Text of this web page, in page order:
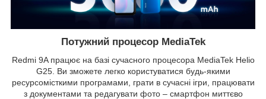
Потужний процесор MediaTek
Redmi 9A працює на базі сучасного процесора MediaTek Helio
G25. Ви зможете легко користуватися будь-якими
ресурсомісткими програмами, грати в сучасні ігри, працювати
з документами та редагувати фото – смартфон миттєво